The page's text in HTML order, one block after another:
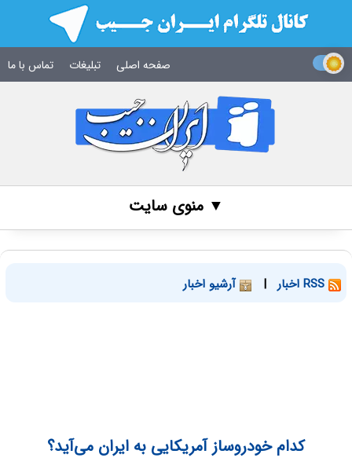
صفحه اصلی تبلیغات تماس با ما
▼ منوی سایت
| آرشیو اخبار
کدام خودروساز آمریکایی به ایران می‌آید؟